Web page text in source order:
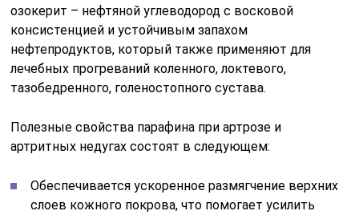
озокерит – нефтяной углеводород с восковой
консистенцией и устойчивым запахом
нефтепродуктов, который также применяют для
лечебных прогреваний коленного, локтевого,
тазобедренного, голеностопного сустава.
Полезные свойства парафина при артрозе и
артритных недугах состоят в следующем:
Обеспечивается ускоренное размягчение верхних
слоев кожного покрова, что помогает усилить